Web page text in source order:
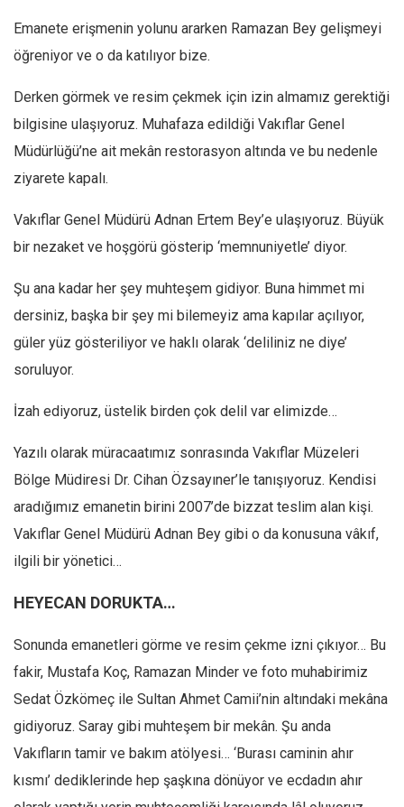
Avustralya
Tarih
Düşünce
Dosyalar
Emanete erişmenin yolunu ararken Ramazan Bey gelişmeyi
öğreniyor ve o da katılıyor bize.
Derken görmek ve resim çekmek için izin almamız gerektiği
bilgisine ulaşıyoruz. Muhafaza edildiği Vakıflar Genel
Müdürlüğü’ne ait mekân restorasyon altında ve bu nedenle
ziyarete kapalı.
Vakıflar Genel Müdürü Adnan Ertem Bey’e ulaşıyoruz. Büyük
bir nezaket ve hoşgörü gösterip ‘memnuniyetle’ diyor.
Şu ana kadar her şey muhteşem gidiyor. Buna himmet mi
dersiniz, başka bir şey mi bilemeyiz ama kapılar açılıyor,
güler yüz gösteriliyor ve haklı olarak ‘deliliniz ne diye’
soruluyor.
İzah ediyoruz, üstelik birden çok delil var elimizde…
Yazılı olarak müracaatımız sonrasında Vakıflar Müzeleri
Bölge Müdiresi Dr. Cihan Özsayıner’le tanışıyoruz. Kendisi
aradığımız emanetin birini 2007’de bizzat teslim alan kişi.
Vakıflar Genel Müdürü Adnan Bey gibi o da konusuna vâkıf,
ilgili bir yönetici…
HEYECAN DORUKTA…
Sonunda emanetleri görme ve resim çekme izni çıkıyor… Bu
fakir, Mustafa Koç, Ramazan Minder ve foto muhabirimiz
Sedat Özkömeç ile Sultan Ahmet Camii’nin altındaki mekâna
gidiyoruz. Saray gibi muhteşem bir mekân. Şu anda
Vakıfların tamir ve bakım atölyesi… ‘Burası caminin ahır
kısmı’ dediklerinde hep şaşkına dönüyor ve ecdadın ahır